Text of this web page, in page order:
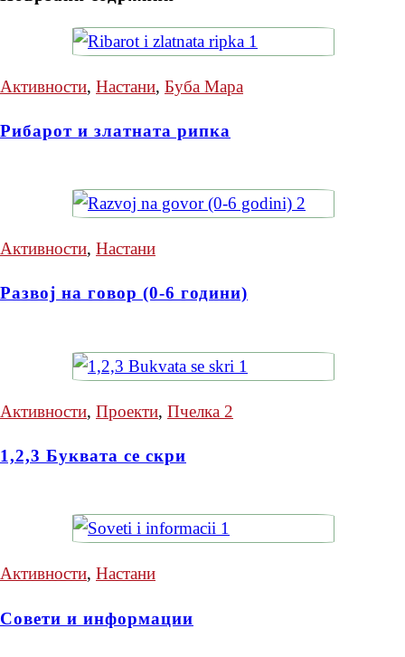
Активности, Настани, Буба Мара
Рибарот и златната рипка
Активности, Настани
Развој на говор (0-6 години)
Активности, Проекти, Пчелка 2
1,2,3 Буквата се скри
Активности, Настани
Совети и информации